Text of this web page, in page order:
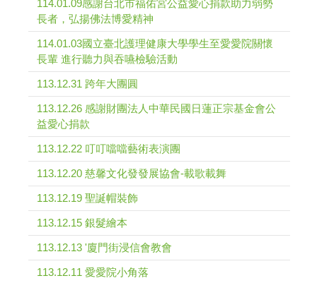
114.01.09感謝台北市福佑宮公益愛心捐款助力弱勢
長者，弘揚佛法博愛精神
114.01.03國立臺北護理健康大學學生至愛愛院關懷
長輩 進行聽力與吞嚥檢驗活動
113.12.31 跨年大團圓
113.12.26 感謝財團法人中華民國日蓮正宗基金會公
益愛心捐款
113.12.22 叮叮噹噹藝術表演團
113.12.20 慈馨文化發發展協會-載歌載舞
113.12.19 聖誕帽裝飾
113.12.15 銀髮繪本
113.12.13 '廈門街浸信會教會
113.12.11 愛愛院小角落